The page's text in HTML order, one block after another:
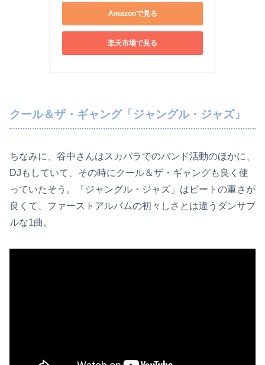
Amazonで見る
楽天市場で見る
クール＆ザ・ギャング「ジャングル・ジャズ」
ちなみに、谷中さんはスカパラでのバンド活動のほかに、
DJもしていて、その時にクール＆ザ・ギャングも良く使
っていたそう。「ジャングル・ジャズ」はビートの重さが
良くて、ファーストアルバムの初々しさとは違うダンサブ
ルな1曲。